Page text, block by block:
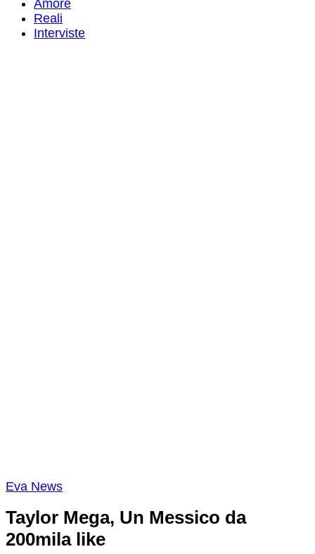
Amore
Reali
Interviste
Eva News
Taylor Mega, Un Messico da
200mila like